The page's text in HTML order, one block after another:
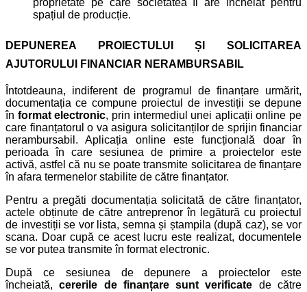
spațiul de producție.
DEPUNEREA PROIECTULUI ȘI SOLICITAREA
AJUTORULUI FINANCIAR NERAMBURSABIL
Întotdeauna, indiferent de programul de finanțare urmărit,
documentația ce compune proiectul de investiții se depune
în format electronic, prin intermediul unei aplicații online pe
care finanțatorul o va asigura solicitanților de sprijin financiar
nerambursabil. Aplicația online este funcțională doar în
perioada în care sesiunea de primire a proiectelor este
activă, astfel că nu se poate transmite solicitarea de finanțare
în afara termenelor stabilite de către finanțator.
Pentru a pregăti documentația solicitată de către finanțator,
actele obținute de către antreprenor în legătură cu proiectul
de investiții se vor lista, semna și ștampila (după caz), se vor
scana. Doar cupă ce acest lucru este realizat, documentele
se vor putea transmite în format electronic.
După ce sesiunea de depunere a proiectelor este
încheiată,cererile de finanțare sunt verificate de către